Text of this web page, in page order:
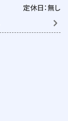
定休日：無し